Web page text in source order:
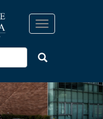
Toggle
navigation